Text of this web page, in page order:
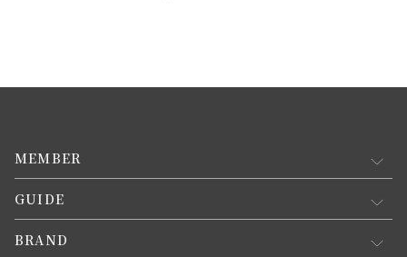
MEMBER
マイページ
新規会員登録
GUIDE
お買い物ガイド
BRAND